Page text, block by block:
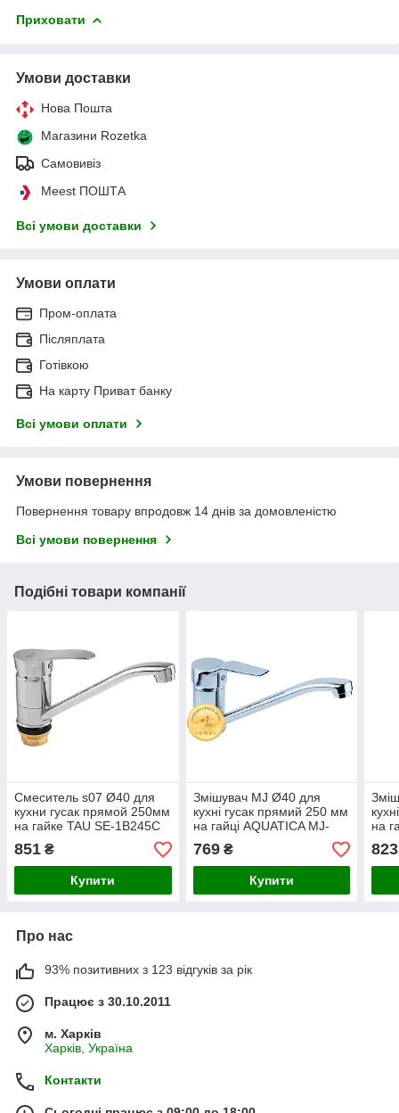
Приховати
Умови доставки
Нова Пошта
Магазини Rozetka
Самовивіз
Meest ПОШТА
Всі умови доставки
Умови оплати
Пром-оплата
Післяплата
Готівкою
На карту Приват банку
Всі умови оплати
Умови повернення
Повернення товару впродовж 14 днів за домовленістю
Всі умови повернення
Подібні товари компанії
Смеситель s07 Ø40 для
кухни гусак прямой 250мм
на гайке TAU SE-1B245C
(9807110)
851 ₴
Купити
Змішувач MJ Ø40 для
кухні гусак прямий 250 мм
на гайці AQUATICA MJ-
1B235C (9744110)
769₴
Купити
на
823
Про нас
93% позитивних з 123 відгуків за рік
Працює з 30.10.2011
м. Харків
Харків, Україна
Контакти